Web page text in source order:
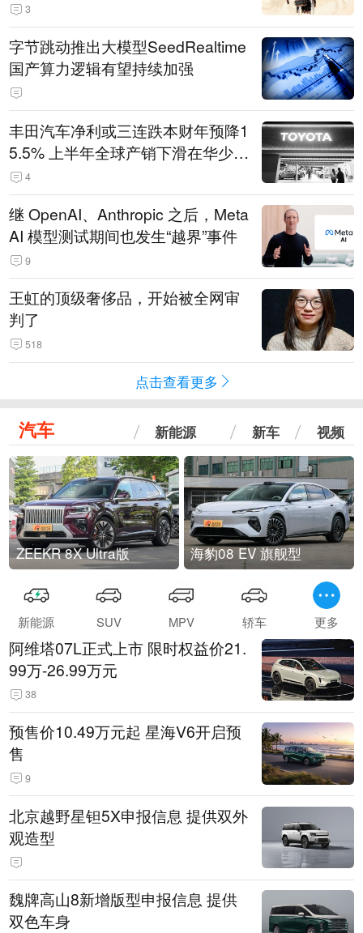
3
字节跳动推出大模型SeedRealtime
国产算力逻辑有望持续加强
丰田汽车净利或三连跌本财年预降1
5.5% 上半年全球产销下滑在华少卖
14.3万辆
4
继 OpenAI、Anthropic 之后，Meta
AI 模型测试期间也发生“越界”事件
9
王虹的顶级奢侈品，开始被全网审
判了
518
点击查看更多
汽车 新能源 新车 视频
ZEEKR 8X Ultra版 海豹08 EV 旗舰型
新能源 SUV MPV 轿车 更多
阿维塔07L正式上市 限时权益价21.
99万-26.99万元
38
预售价10.49万元起 星海V6开启预
售
9
北京越野星钽5X申报信息 提供双外
观造型
魏牌高山8新增版型申报信息 提供
双色车身